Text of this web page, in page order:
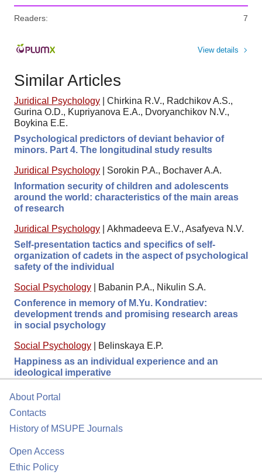
Readers: 7
View details
Similar Articles
Juridical Psychology
Chirkina R.V., Radchikov A.S.,
Gurina O.D., Kupriyanova E.A., Dvoryanchikov N.V.,
Boykina E.E.
Psychological predictors of deviant behavior of
minors. Part 4. The longitudinal study results
Juridical Psychology
Sorokin P.A., Bochaver A.A.
Information security of children and adolescents
around the world: characteristics of the main areas
of research
Juridical Psychology
Akhmadeeva E.V., Asafyeva N.V.
Self-presentation tactics and specifics of self-
organization of cadets in the aspect of psychological
safety of the individual
Social Psychology
Babanin P.A., Nikulin S.A.
Conference in memory of M.Yu. Kondratiev:
development trends and promising research areas
in social psychology
Social Psychology
Belinskaya E.P.
Happiness as an individual experience and an
ideological imperative
About Portal
Contacts
History of MSUPE Journals
Open Access
Ethic Policy